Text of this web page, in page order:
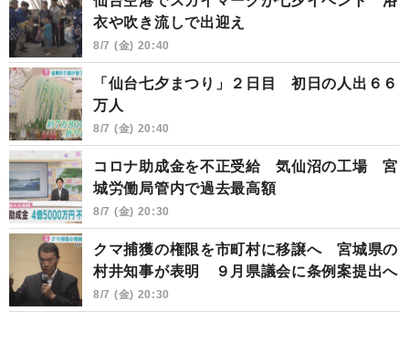
衣や吹き流しで出迎え
8/7 (金) 20:40
「仙台七夕まつり」２日目 初日の人出６６
万人
8/7 (金) 20:40
コロナ助成金を不正受給 気仙沼の工場 宮
城労働局管内で過去最高額
8/7 (金) 20:30
クマ捕獲の権限を市町村に移譲へ 宮城県の
村井知事が表明 ９月県議会に条例案提出へ
8/7 (金) 20:30